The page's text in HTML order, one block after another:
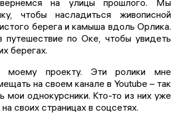
на улицы прошлого. Мы
чтобы насладиться живописной
берега и камыша вдоль Орлика.
по Оке, чтобы увидеть
берегах.
проекту. Эти ролики мне
на своем канале в Youtube – так
мои однокурсники. Кто-то из них уже
своих страницах в соцсетях.